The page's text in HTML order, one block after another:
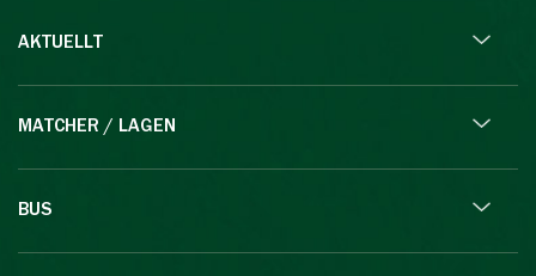
AKTUELLT
MATCHER / LAGEN
BUS